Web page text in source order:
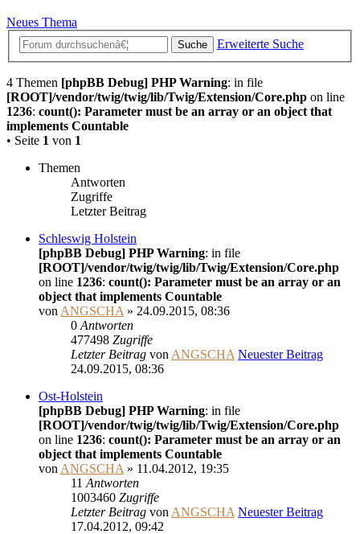
Neues Thema
Suche Erweiterte Suche
4 Themen [phpBB Debug] PHP Warning: in file
[ROOT]/vendor/twig/twig/lib/Twig/Extension/Core.php on line
1236: count(): Parameter must be an array or an object that
implements Countable
• Seite 1 von 1
Themen
Antworten
Zugriffe
Letzter Beitrag
Schleswig Holstein
[phpBB Debug] PHP Warning: in file
[ROOT]/vendor/twig/twig/lib/Twig/Extension/Core.php
on line 1236: count(): Parameter must be an array or an
object that implements Countable
von ANGSCHA » 24.09.2015, 08:36
0 Antworten
477498 Zugriffe
Letzter Beitrag von ANGSCHA Neuester Beitrag
24.09.2015, 08:36
Ost-Holstein
[phpBB Debug] PHP Warning: in file
[ROOT]/vendor/twig/twig/lib/Twig/Extension/Core.php
on line 1236: count(): Parameter must be an array or an
object that implements Countable
von ANGSCHA » 11.04.2012, 19:35
11 Antworten
1003460 Zugriffe
Letzter Beitrag von ANGSCHA Neuester Beitrag
17.04.2012, 09:42